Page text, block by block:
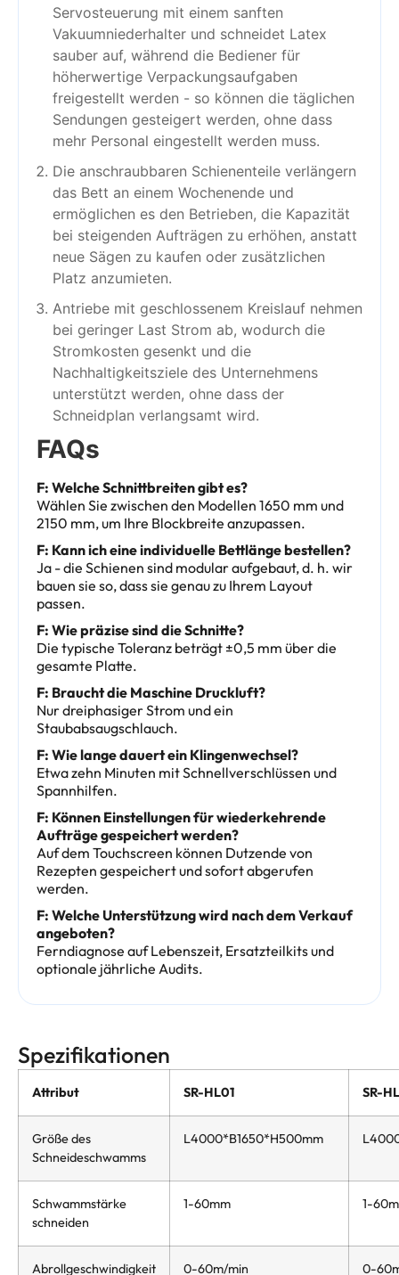
Servosteuerung mit einem sanften
Vakuumniederhalter und schneidet Latex
sauber auf, während die Bediener für
höherwertige Verpackungsaufgaben
freigestellt werden - so können die täglichen
Sendungen gesteigert werden, ohne dass
mehr Personal eingestellt werden muss.
Die anschraubbaren Schienenteile verlängern
das Bett an einem Wochenende und
ermöglichen es den Betrieben, die Kapazität
bei steigenden Aufträgen zu erhöhen, anstatt
neue Sägen zu kaufen oder zusätzlichen
Platz anzumieten.
Antriebe mit geschlossenem Kreislauf nehmen
bei geringer Last Strom ab, wodurch die
Stromkosten gesenkt und die
Nachhaltigkeitsziele des Unternehmens
unterstützt werden, ohne dass der
Schneidplan verlangsamt wird.
FAQs
F: Welche Schnittbreiten gibt es?
Wählen Sie zwischen den Modellen 1650 mm und
2150 mm, um Ihre Blockbreite anzupassen.
F: Kann ich eine individuelle Bettlänge bestellen?
Ja - die Schienen sind modular aufgebaut, d. h. wir
bauen sie so, dass sie genau zu Ihrem Layout
passen.
F: Wie präzise sind die Schnitte?
Die typische Toleranz beträgt ±0,5 mm über die
gesamte Platte.
F: Braucht die Maschine Druckluft?
Nur dreiphasiger Strom und ein
Staubabsaugschlauch.
F: Wie lange dauert ein Klingenwechsel?
Etwa zehn Minuten mit Schnellverschlüssen und
Spannhilfen.
F: Können Einstellungen für wiederkehrende
Aufträge gespeichert werden?
Auf dem Touchscreen können Dutzende von
Rezepten gespeichert und sofort abgerufen
werden.
F: Welche Unterstützung wird nach dem Verkauf
angeboten?
Ferndiagnose auf Lebenszeit, Ersatzteilkits und
optionale jährliche Audits.
Spezifikationen
Attribut SR-HL01 SR-
Größe des
Schneideschwamms
L4000*B1650*H500mm
Schwammstärke
schneiden
1-60mm 1-
Abrollgeschwindigkeit 0-60m/min 0-